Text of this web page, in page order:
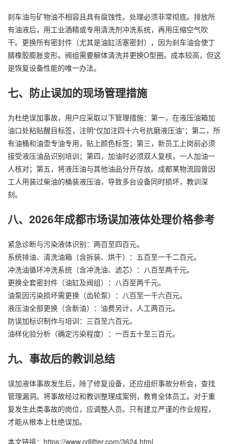
刹车油与矿物油不相容且具有腐蚀性。处理必须非常彻底。排放所
有油液后，用工业酒精或专用清洗剂冲洗系统，再用压缩空气吹
干。更换所有密封件（尤其是油缸活塞密封），因为刹车油会使丁
腈橡胶膨胀变形。阀组需要解体清洗并更换O型圈。成本较高，但这
是恢复设备性能的唯一办法。
七、防止误加的现场管理措施
为杜绝误加事故，用户应采取以下管理措施：第一，在液压油箱加
油口处粘贴醒目标签，注明“仅加注四十六号抗磨液压油”；第二，所
有油桶和油壶专油专用，贴上颜色标签；第三，新员工上岗前必须
接受液压油品识别培训；第四，加油时必须双人复核，一人加油一
人核对；第五，将液压油与其他油品分开存放。成都某物流园曾因
工人用装过柴油的桶装液压油，导致多台设备同时损坏，教训深
刻。
八、2026年成都市场误加液体处理价格参考
紧急诊断与污染液体识别：两百至四百元。
系统排油、清洗油箱（含拆装、烘干）：五百至一千二百元。
冲洗油循环冲洗系统（含冲洗油、滤芯）：八百至两千元。
更换全套密封件（油缸及阀组）：八百至两千元。
油泵因污染损坏需更换（齿轮泵）：八百至一千六百元。
液压油全部更换（含新油）：油费另计，人工两百元。
防误加标识制作与培训：三百至六百元。
油样化验分析（确定污染程度）：一百五十至三百元。
九、事故后的教训总结
误加液体事故发生后，除了修复设备，还应组织事故分析会，查找
管理漏洞。将事故经过和教训整理成案例，教育全体员工。对于重
复发生此类事故的岗位，应调整人员。只有建立严谨的作业规程，
才能从根本上杜绝误加。
本文链接：https://www.cdlifter.com/3624.html